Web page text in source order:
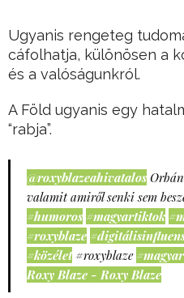
Ugyanis rengeteg
cáfolhatja, különösen a
és a valóságunkról.
A Föld ugyanis egy
“rabja”.
@roxyblazeahivatalos
valamit amiről senki sem
#humoros #magyartiktok
#roxyblaze
#közélet #roxyblaze
Roxy Blaze - Roxy Blaze